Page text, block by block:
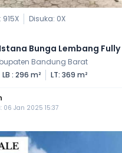
915X Disuka: 0X
Bunga Lembang
Bandung Barat
LB : 296 m² LT: 369 m²
06 Jan 2025 15:37